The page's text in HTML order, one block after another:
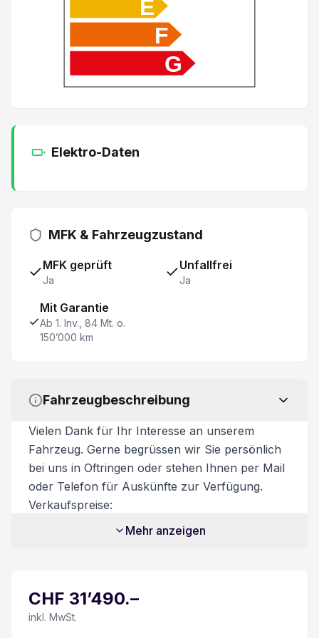
Fernlichtassistent
Heckklappe elektrisch mit Freihandfunktion
Klimaanlage automatisch
Keyless Entry System
DAB+ Digital Audio Broadcast
8 Lautsprecher
Spurwechselwarnung
Airbag Fahrer und Beifahrerseite
E
F
G
Elektro-Daten
MFK & Fahrzeugzustand
MFK geprüft
Ja
Unfallfrei
Ja
Mit Garantie
Ab 1. Inv., 84 Mt. o.
150’000 km
Fahrzeugbeschreibung
Vielen Dank für Ihr Interesse an unserem
Fahrzeug. Gerne begrüssen wir Sie persönlich
bei uns in Oftringen oder stehen Ihnen per Mail
oder Telefon für Auskünfte zur Verfügung.
Verkaufspreise:
Unsere Verkaufspreise sind inkl. 8.1%
Beim Kauf eines Fahrzeuges ist ein
Ablieferungspaket für CHF 550.- optional
Mehr anzeigen
CHF 31’490.–
inkl. MwSt.